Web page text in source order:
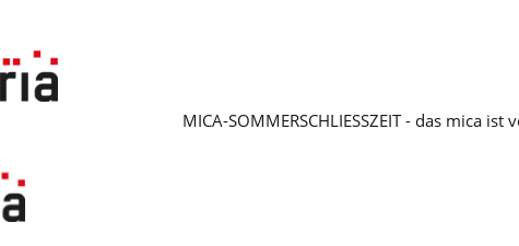
MICA-SOMMERSCHLIESSZEIT - das mica